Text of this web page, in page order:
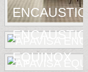
ENCAUSTIC
EQUINOX